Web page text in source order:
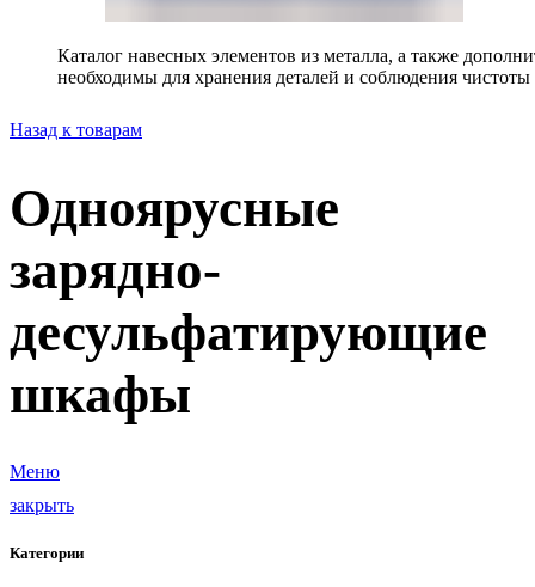
Каталог навесных элементов из металла, а также
необходимы для хранения деталей и соблюдения чистоты
Назад к товарам
Одноярусные
зарядно-
десульфатирующие
шкафы
Меню
закрыть
Категории